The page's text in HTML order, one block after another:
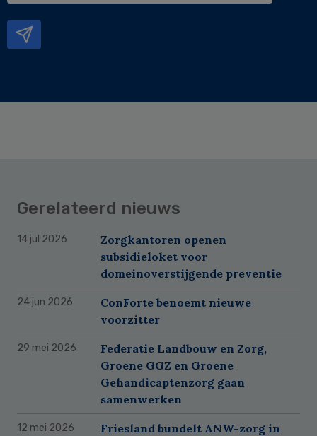
Gerelateerd nieuws
14 jul 2026
Zorgkantoren openen
subsidieloket voor
domeinoverstijgende preventie
24 jun 2026
ConForte benoemt nieuwe
voorzitter
29 mei 2026
Federatie Landbouw en Zorg,
Groene GGZ en Groene
Gehandicaptenzorg gaan
samenwerken
12 mei 2026
Friesland bundelt ANW-zorg in